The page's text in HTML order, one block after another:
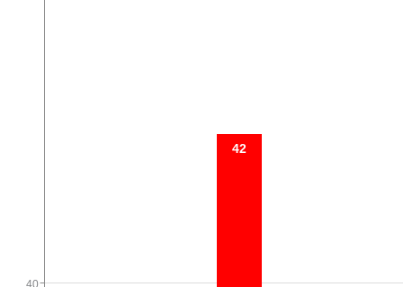
40
42